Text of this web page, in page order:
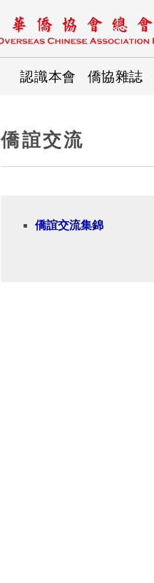
認識本會 僑協雜誌
僑誼交流
僑誼交流集錦